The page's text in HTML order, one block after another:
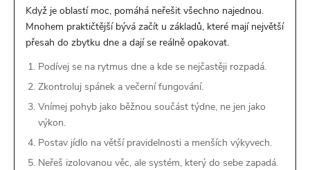
Když je oblastí moc, pomáhá neřešit všechno najednou.
Mnohem praktičtější bývá začít u základů, které mají největší
přesah do zbytku dne a dají se reálně opakovat.
Podívej se na rytmus dne a kde se nejčastěji rozpadá.
Zkontroluj spánek a večerní fungování.
Vnímej pohyb jako běžnou součást týdne, ne jen jako
výkon.
Postav jídlo na větší pravidelnosti a menších výkyvech.
Neřeš izolovanou věc, ale systém, který do sebe zapadá.